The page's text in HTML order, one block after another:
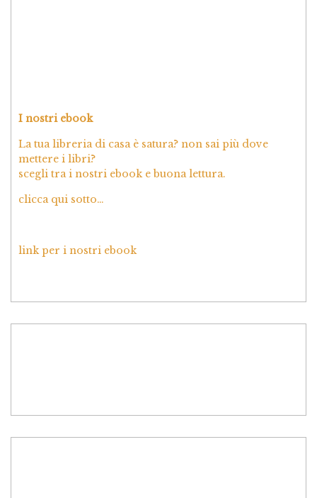
I nostri ebook
La tua libreria di casa è satura? non sai più dove
mettere i libri?
scegli tra i nostri ebook e buona lettura.
clicca qui sotto…
link per i nostri ebook